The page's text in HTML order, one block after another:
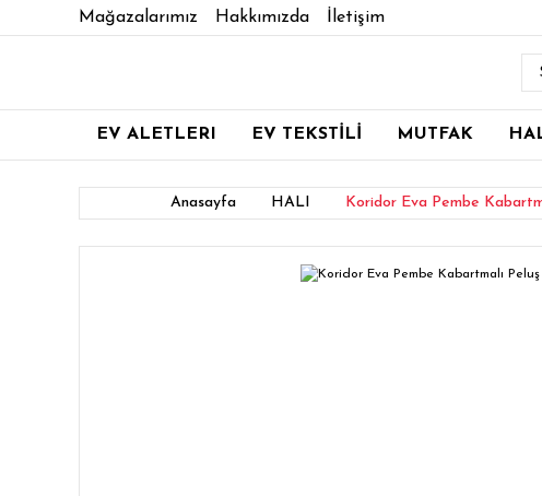
Mağazalarımız Hakkımızda İletişim
EV ALETLERI EV TEKSTİLİ MUTFAK
Anasayfa HALI Koridor Eva Pembe